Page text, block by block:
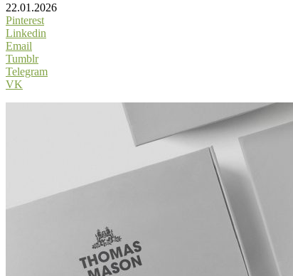
22.01.2026
Pinterest
Linkedin
Email
Tumblr
Telegram
VK